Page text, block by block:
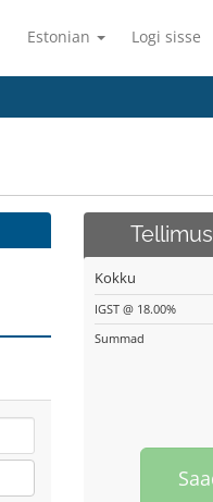
Estonian Logi sisse
Kokku
IGST @ 18.00%
Summad